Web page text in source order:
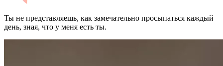
Ты не представляешь, как замечательно просыпаться каждый
день, зная, что у меня есть ты.